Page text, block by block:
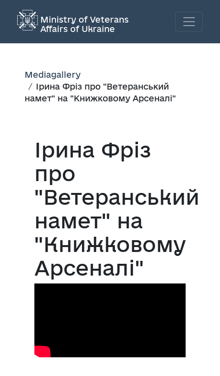
Ministry of Veterans
Affairs of Ukraine
Mediagallery
Ірина Фріз про "Ветеранський
намет" на "Книжковому Арсеналі"
Ірина Фріз
про
"Ветеранський
намет" на
"Книжковому
Арсеналі"